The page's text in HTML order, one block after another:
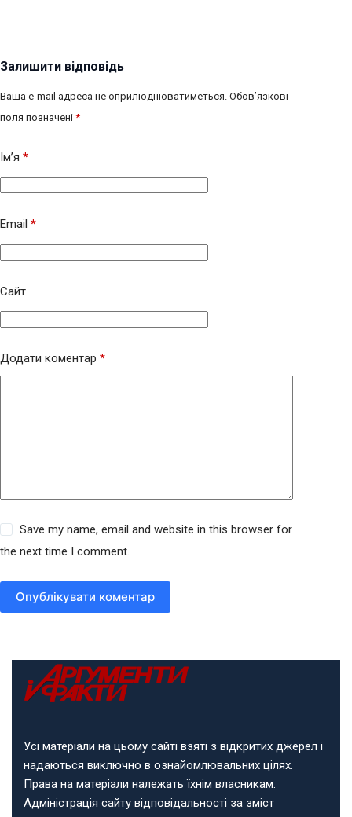
Залишити відповідь
Ваша e-mail адреса не оприлюднюватиметься. Обов’язкові
поля позначені *
Ім’я *
Email *
Сайт
Додати коментар *
Save my name, email and website in this browser for
the next time I comment.
Опублікувати коментар
Усі матеріали на цьому сайті взяті з відкритих джерел і
надаються виключно в ознайомлювальних цілях.
Права на матеріали належать їхнім власникам.
Адміністрація сайту відповідальності за зміст